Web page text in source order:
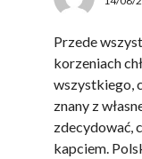
Przede
korzeniach
wszystkiego,
znany z
zdecydować,
kapciem.